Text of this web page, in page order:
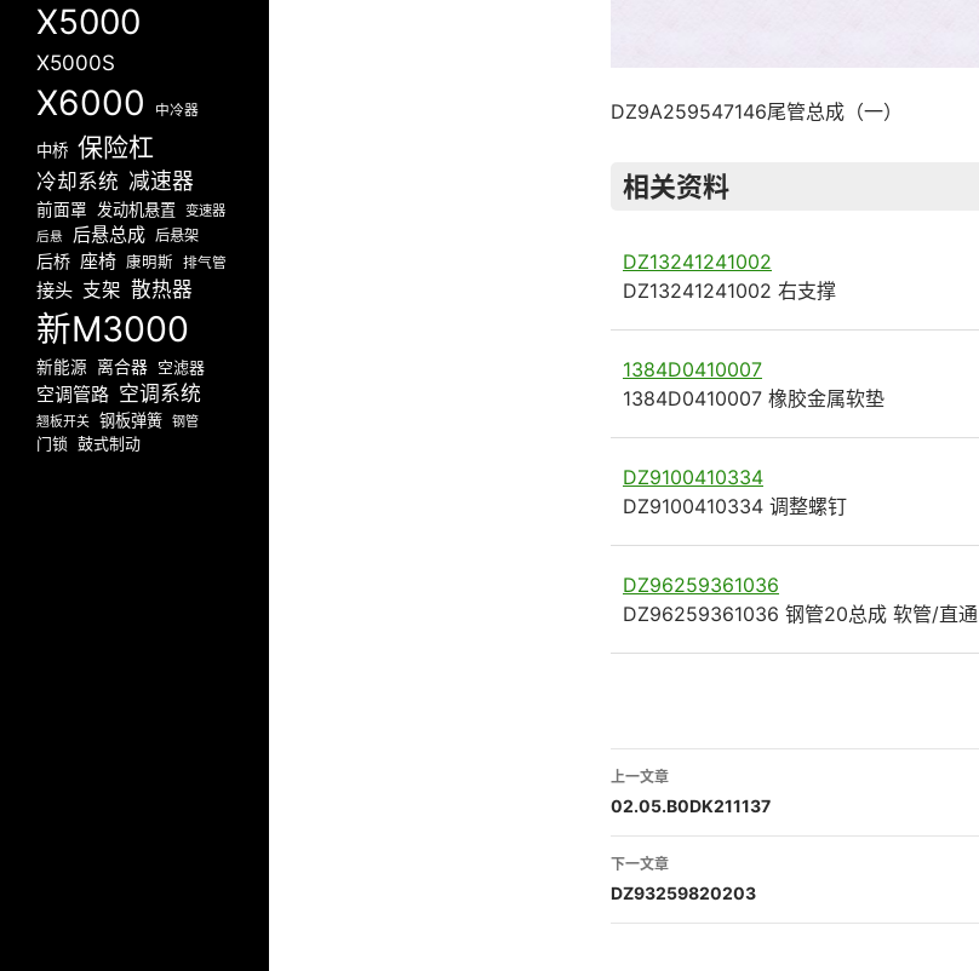
DZ9A259547146尾管总成（一）
相关资料
DZ13241241002
DZ13241241002 右支撑
1384D0410007
1384D0410007 橡胶金属软垫
DZ9100410334
DZ9100410334 调整螺钉
DZ96259361036
DZ96259361036 钢管20总成 软管/直通
文
章
导
航
上一文章
02.05.B0DK211137
下一文章
DZ93259820203
X5000
X5000S
X6000 中冷器
中桥 保险杠
冷却系统 减速器
前面罩 发动机悬置 变速器
后悬 后悬总成 后悬架
后桥 座椅 康明斯 排气管
接头 支架 散热器
新M3000
新能源 离合器 空滤器
空调管路 空调系统
翘板开关 钢板弹簧 钢管
门锁 鼓式制动